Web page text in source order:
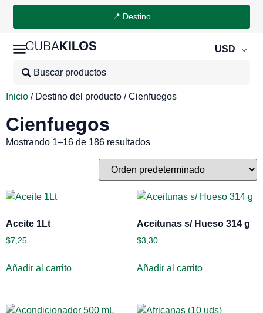
📍 Destino
USD
Inicio / Destino del producto / Cienfuegos
Cienfuegos
Mostrando 1–16 de 186 resultados
Aceite 1Lt
$7,25
Añadir al carrito
Aceitunas s/ Hueso 314 g
$3,30
Añadir al carrito